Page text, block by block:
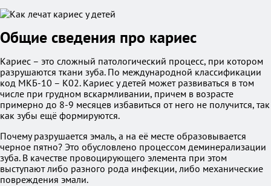
Общие сведения про кариес
Кариес – это сложный патологический процесс, при котором
разрушаются ткани зуба. По международной классификации
код МКБ-10 – К02. Кариес у детей может развиваться в том
числе при грудном вскармливании, причем в возрасте
примерно до 8-9 месяцев избавиться от него не получится, так
как зубы ещё формируются.
Почему разрушается эмаль, а на её месте образовывается
черное пятно? Это обусловлено процессом деминерализации
зуба. В качестве провоцирующего элемента при этом
выступают либо разного рода инфекции, либо механические
повреждения эмали.